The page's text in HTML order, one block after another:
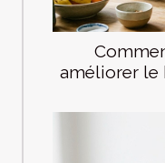
améliorer le